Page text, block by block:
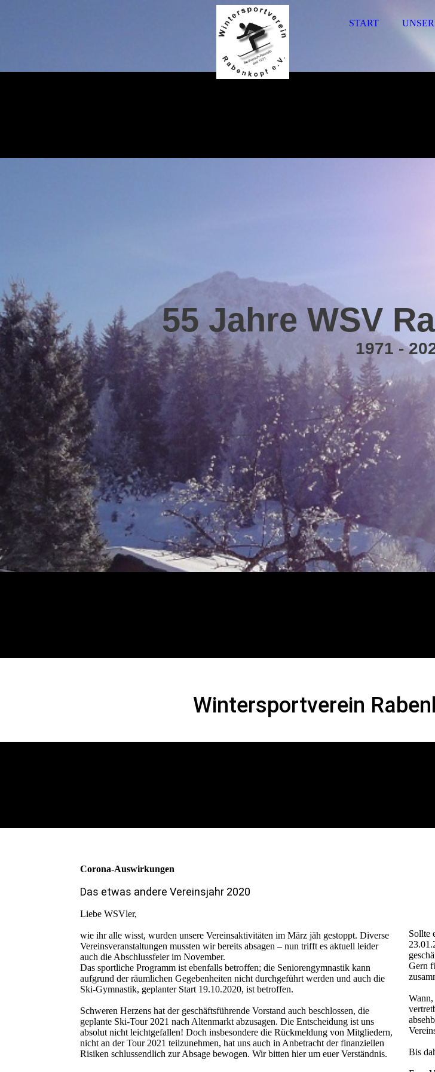
START
55 Jahre WSV
1971 -
Wintersportverein
Corona-Auswirkungen
Das etwas andere Vereinsjahr 2020
Liebe WSVler,
wie ihr alle wisst, wurden unsere Vereinsaktivitäten im März jäh gestoppt. Diverse
Vereinsveranstaltungen mussten wir bereits absagen – nun trifft es aktuell leider
auch die Abschlussfeier im November.
Das sportliche Programm ist ebenfalls betroffen; die Seniorengymnastik kann
aufgrund der räumlichen Gegebenheiten nicht durchgeführt werden und auch die
Ski-Gymnastik, geplanter Start 19.10.2020, ist betroffen.
Schweren Herzens hat der geschäftsführende Vorstand auch beschlossen, die
geplante Ski-Tour 2021 nach Altenmarkt abzusagen. Die Entscheidung ist uns
absolut nicht leichtgefallen! Doch insbesondere die Rückmeldung von Mitgliedern,
nicht an der Tour 2021 teilzunehmen, hat uns auch in Anbetracht der finanziellen
Risiken schlussendlich zur Absage bewogen. Wir bitten hier um euer Verständnis.
Sollte
Gern
Bis